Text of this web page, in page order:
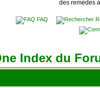
des remèdes
FAQ
Index du